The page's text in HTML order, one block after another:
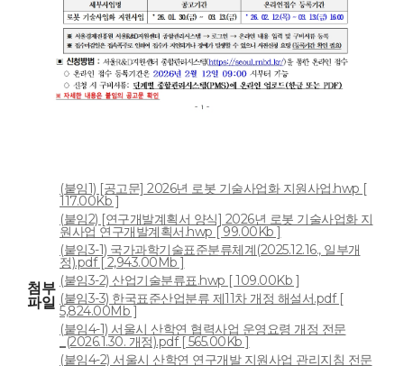
첨부
파일
(붙임1) [공고문] 2026년 로봇 기술사업화 지원사업.hwp [
117.00Kb ]
(붙임2) [연구개발계획서 양식] 2026년 로봇 기술사업화 지
원사업 연구개발계획서.hwp [ 99.00Kb ]
(붙임3-1) 국가과학기술표준분류체계(2025.12.16., 일부개
정).pdf [ 2,943.00Mb ]
(붙임3-2) 산업기술분류표.hwp [ 109.00Kb ]
(붙임3-3) 한국표준산업분류 제11차 개정 해설서.pdf [
5,824.00Mb ]
(붙임4-1) 서울시 산학연 협력사업 운영요령 개정 전문
_(2026.1.30. 개정).pdf [ 565.00Kb ]
(붙임4-2) 서울시 산학연 연구개발 지원사업 관리지침 전문